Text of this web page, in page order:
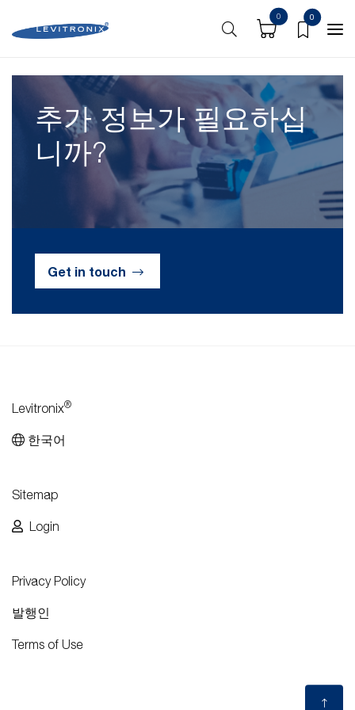
0 0
추가 정보가 필요하십
니까?
Get in touch
Levitronix®
한국어
Sitemap
Login
Privacy Policy
발행인
Terms of Use